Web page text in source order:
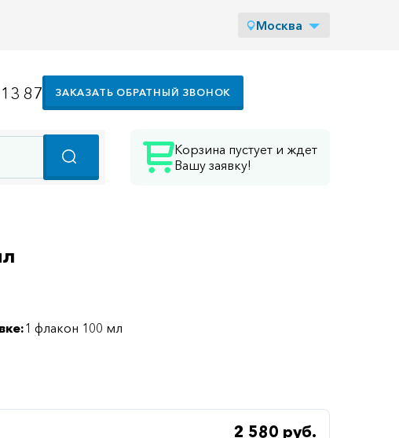
Москва
Корзина пустует и ждет
Вашу заявку!
87 ЗАКАЗАТЬ ОБРАТНЫЙ ЗВОНОК
1 флакон 100 мл
2 580 руб.